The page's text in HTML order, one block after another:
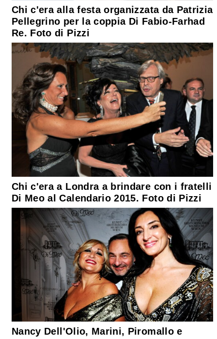
Chi c'era alla festa organizzata da Patrizia
Pellegrino per la coppia Di Fabio-Farhad
Re. Foto di Pizzi
Chi c'era a Londra a brindare con i fratelli
Di Meo al Calendario 2015. Foto di Pizzi
Nancy Dell'Olio, Marini, Piromallo e